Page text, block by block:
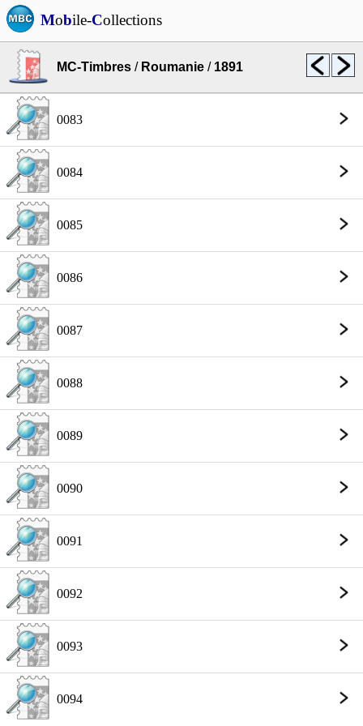
Mobile-Collections
MC-Timbres / Roumanie / 1891
0083
0084
0085
0086
0087
0088
0089
0090
0091
0092
0093
0094